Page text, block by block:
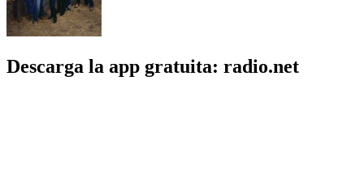
Descarga la app gratuita: radio.net